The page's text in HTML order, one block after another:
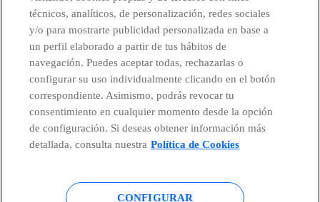
Telefónica en redes sociales
Canal de Denuncias
Centro Global Transparencia
Política de cookies Aviso legal
técnicos, analíticos, de personalización, redes sociales
y/o para mostrarte publicidad personalizada en base a
un perfil elaborado a partir de tus hábitos de
navegación. Puedes aceptar todas, rechazarlas o
configurar su uso individualmente clicando en el botón
correspondiente. Asimismo, podrás revocar tu
consentimiento en cualquier momento desde la opción
de configuración. Si deseas obtener información más
detallada, consulta nuestra Política de Cookies
CONFIGURAR